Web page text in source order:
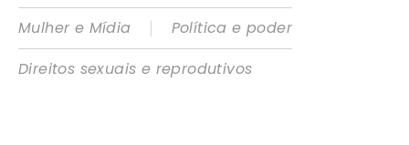
Mulher e Mídia
|
Política e poder
Direitos sexuais e reprodutivos